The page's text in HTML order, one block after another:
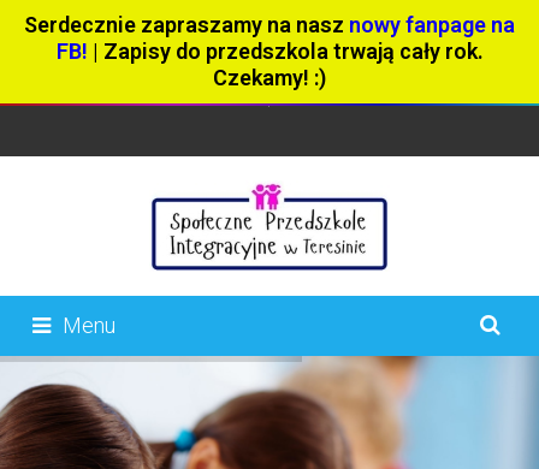
Serdecznie zapraszamy na nasz nowy fanpage na
FB! | Zapisy do przedszkola trwają cały rok.
Czekamy! :)
Menu